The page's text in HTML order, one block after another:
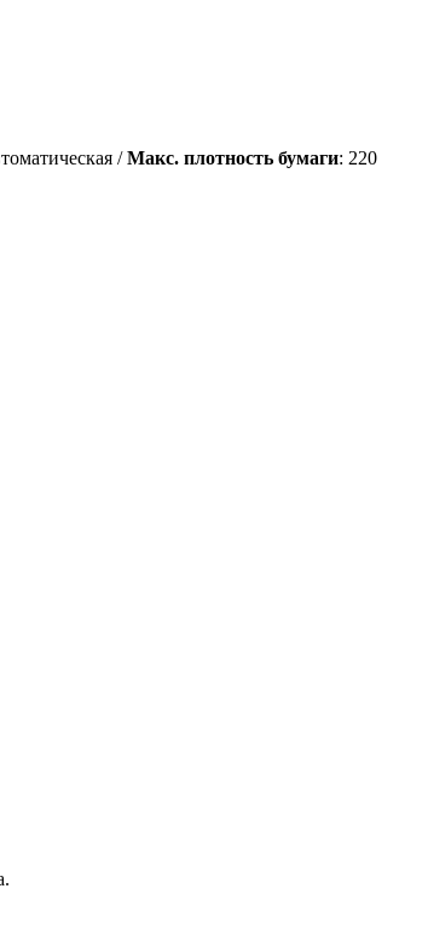
/Макс. плотность бумаги: 220